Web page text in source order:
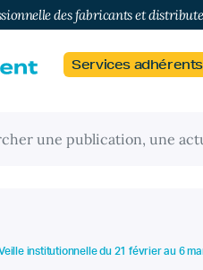
des fabricants et
Services adhérents
institutionnelle du 21 février au 6